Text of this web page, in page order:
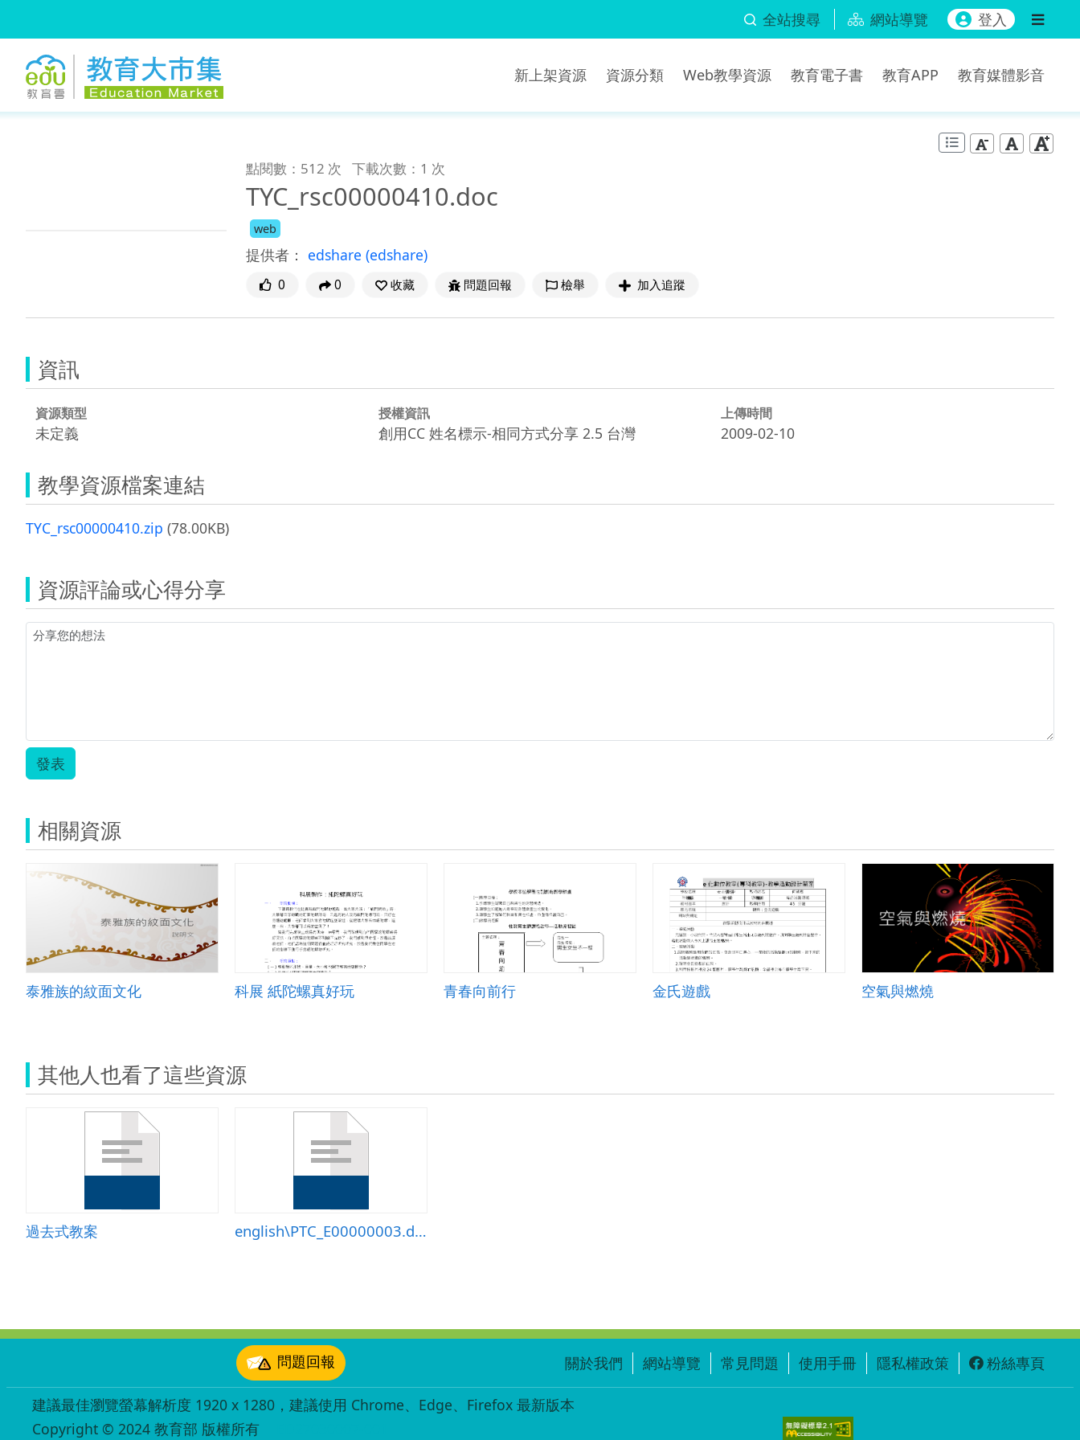
全站搜尋 網站導覽 登入
新上架資源 資源分類 Web教學資源 教育電子書 教育APP 教育媒體影音
點閱數：512 次 下載次數：1 次
TYC_rsc00000410.doc
web
提供者： edshare (edshare)
0 0 收藏 問題回報 檢舉 加入追蹤
資訊
資源類型
未定義
授權資訊
創用CC 姓名標示-相同方式分享 2.5 台灣
上傳時間
2009-02-10
教學資源檔案連結
TYC_rsc00000410.zip (78.00KB)
資源評論或心得分享
發表
相關資源
泰雅族的紋面文化 科展 紙陀螺真好玩 青春向前行 金氏遊戲 空氣與燃燒
其他人也看了這些資源
過去式教案 english\PTC_E00000003.doc
問題回報 關於我們 網站導覽 常見問題 使用手冊 隱私權政策 粉絲專頁
建議最佳瀏覽螢幕解析度 1920 x 1280，建議使用 Chrome、Edge、Firefox 最新版本
Copyright © 2024 教育部 版權所有